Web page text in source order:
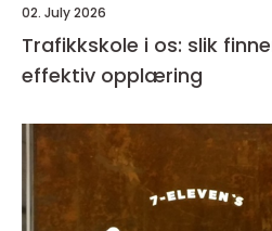
02. July 2026
Trafikkskole i os: slik
effektiv opplæring